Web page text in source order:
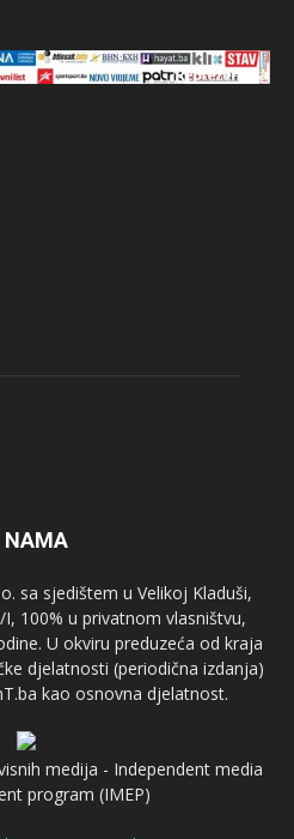
NAMA
sa sjedištem u Velikoj Kladuši,
100% u privatnom vlasništvu,
U okviru preduzeća od kraja
djelatnosti (periodična izdanja)
kao osnovna djelatnost.
medija - Independent media
program (IMEP)